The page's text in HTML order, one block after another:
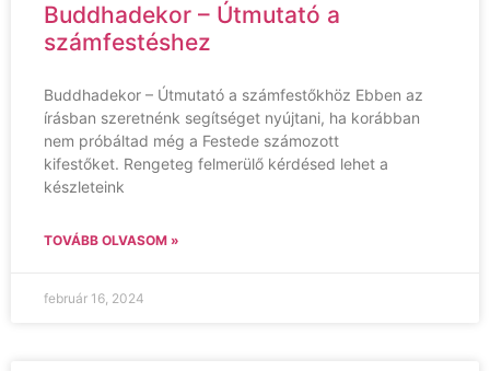
Buddhadekor – Útmutató a
számfestéshez
Buddhadekor – Útmutató a számfestőkhöz Ebben az
írásban szeretnénk segítséget nyújtani, ha korábban
nem próbáltad még a Festede számozott
kifestőket. Rengeteg felmerülő kérdésed lehet a
készleteink
TOVÁBB OLVASOM »
február 16, 2024